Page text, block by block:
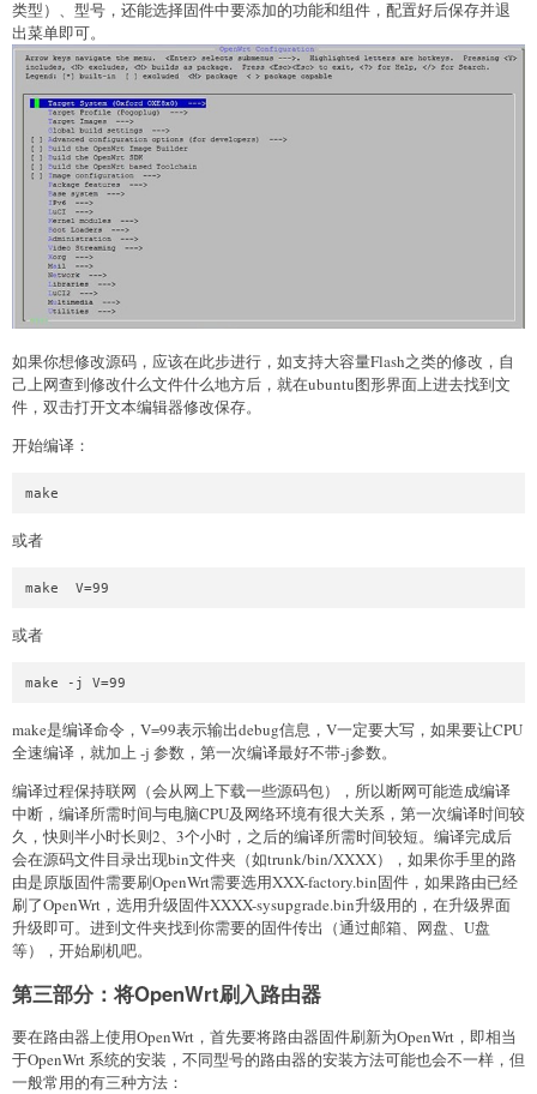
类型）、型号，还能选择固件中要添加的功能和组件，配置好后保存并退
出菜单即可。
如果你想修改源码，应该在此步进行，如支持大容量Flash之类的修改，自
己上网查到修改什么文件什么地方后，就在ubuntu图形界面上进去找到文
件，双击打开文本编辑器修改保存。
开始编译：
或者
或者
make是编译命令，V=99表示输出debug信息，V一定要大写，如果要让CPU
全速编译，就加上 -j 参数，第一次编译最好不带-j参数。
编译过程保持联网（会从网上下载一些源码包），所以断网可能造成编译
中断，编译所需时间与电脑CPU及网络环境有很大关系，第一次编译时间较
久，快则半小时长则2、3个小时，之后的编译所需时间较短。编译完成后
会在源码文件目录出现bin文件夹（如trunk/bin/XXXX），如果你手里的路
由是原版固件需要刷OpenWrt需要选用XXX-factory.bin固件，如果路由已经
刷了OpenWrt，选用升级固件XXXX-sysupgrade.bin升级用的，在升级界面
升级即可。进到文件夹找到你需要的固件传出（通过邮箱、网盘、U盘
等），开始刷机吧。
第三部分：将OpenWrt刷入路由器
要在路由器上使用OpenWrt，首先要将路由器固件刷新为OpenWrt，即相当
于OpenWrt 系统的安装，不同型号的路由器的安装方法可能也会不一样，但
一般常用的有三种方法：